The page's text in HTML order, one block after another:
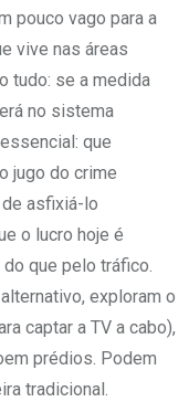
pouco vago para a
vive nas áreas
tudo: se a medida
no sistema
que
jugo do crime
de asfixiá-lo
o lucro hoje é
que pelo tráfico.
exploram o
captar a TV a cabo),
prédios. Podem
tradicional.